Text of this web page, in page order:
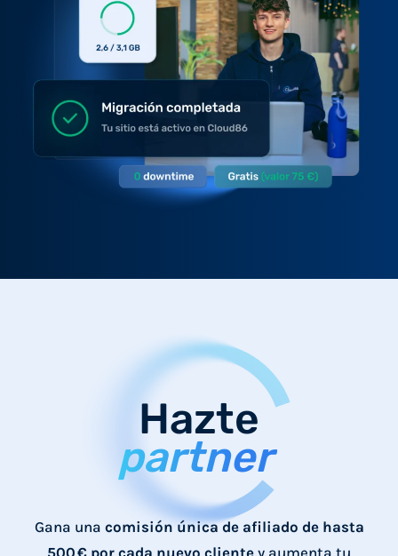
Hazte
partner
Gana una comisión única de afiliado de hasta
500 € por cada nuevo cliente y aumenta tu